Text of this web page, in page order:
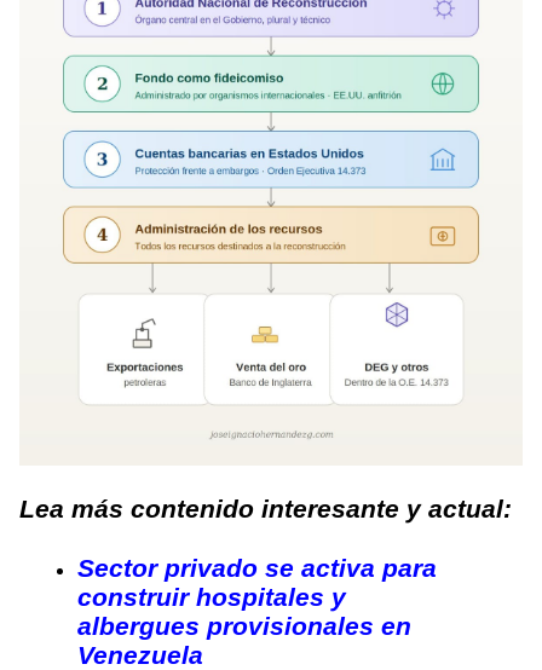
Lea más contenido interesante y actual:
Sector privado se activa para
construir hospitales y
albergues provisionales en
Venezuela